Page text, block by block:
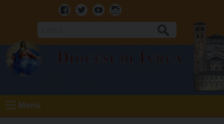
Facebook
TwitterYoutubeInstagram
Diocesi di Ivrea
Menu